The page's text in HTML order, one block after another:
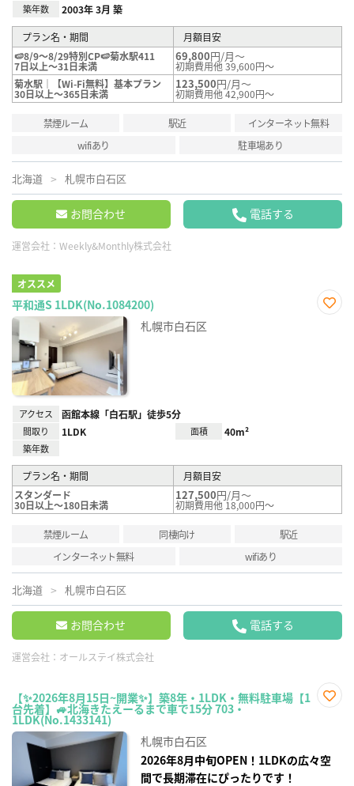
築年数 2003年 3月 築
プラン名・期間
月額目安
🍉8/9～8/29特別CP🍉菊水駅411
7日以上～31日未満
69,800円/月～
初期費用他 39,600円～
菊水駅｜【Wi-Fi無料】基本プラン
30日以上～365日未満
123,500円/月～
初期費用他 42,900円～
禁煙ルーム 駅近
インターネット無料
wifiあり
駐車場あり
北海道 札幌市白石区
お問合わせ 電話する
運営会社： Weekly&Monthly株式会社
オススメ
平和通S 1LDK(No.1084200)
札幌市白石区
アクセス 函館本線「白石駅」徒歩5分
間取り 1LDK 面積 40m²
築年数
プラン名・期間
月額目安
スタンダード
30日以上～180日未満
127,500円/月～
初期費用他 18,000円～
禁煙ルーム 同棲向け
駅近
インターネット無料
wifiあり
北海道 札幌市白石区
お問合わせ 電話する
運営会社： オールステイ株式会社
【✨2026年8月15日~開業✨】築8年・1LDK・無料駐車場【1
台先着】🚙北海きたえーるまで車で15分 703・
1LDK(No.1433141)
札幌市白石区
2026年8月中旬OPEN！1LDKの広々空
間で長期滞在にぴったりです！